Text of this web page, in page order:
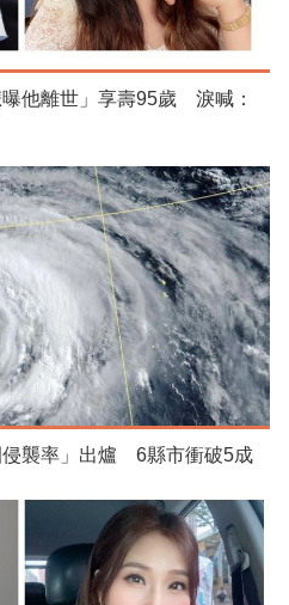
他離世」享壽95歲 淚喊：
侵襲率」出爐 6縣市衝破5成